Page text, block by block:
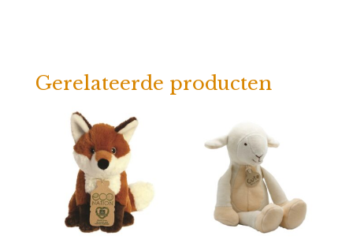
Gerelateerde producten